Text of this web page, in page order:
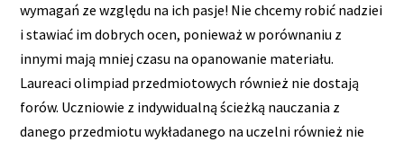
wymagań ze względu na ich pasje! Nie chcemy robić nadziei
i stawiać im dobrych ocen, ponieważ w porównaniu z
innymi mają mniej czasu na opanowanie materiału.
Laureaci olimpiad przedmiotowych również nie dostają
forów. Uczniowie z indywidualną ścieżką nauczania z
danego przedmiotu wykładanego na uczelni również nie